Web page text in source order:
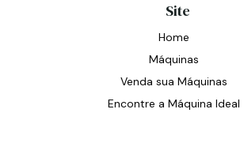
Site
Home
Máquinas
Venda sua Máquinas
Encontre a Máquina Ideal